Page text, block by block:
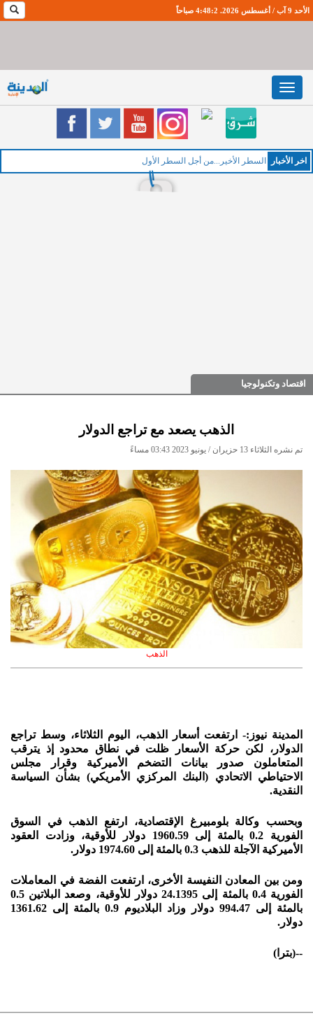
الأحد 9 آب / أغسطس 2026. 4:48:3 صباحاً
Toggle
navigation
اخر اﻷخبار السطر الأخير...من أجل السطر الأول
اقتصاد وتكنولوجيا
الذهب يصعد مع تراجع الدولار
تم نشره الثلاثاء 13 حزيران / يونيو 2023 03:43 مساءً
الذهب
المدينة نيوز:- ارتفعت أسعار الذهب، اليوم الثلاثاء، وسط تراجع
الدولار، لكن حركة الأسعار ظلت في نطاق محدود إذ يترقب
المتعاملون صدور بيانات التضخم الأميركية وقرار مجلس
الاحتياطي الاتحادي (البنك المركزي الأمريكي) بشأن السياسة
النقدية.
وبحسب وكالة بلومبيرغ الإقتصادية، ارتفع الذهب في السوق
الفورية 0.2 بالمئة إلى 1960.59 دولار للأوقية، وزادت العقود
الأميركية الآجلة للذهب 0.3 بالمئة إلى 1974.60 دولار.
ومن بين المعادن النفيسة الأخرى، ارتفعت الفضة في المعاملات
الفورية 0.4 بالمئة إلى 24.1395 دولار للأوقية، وصعد البلاتين 0.5
بالمئة إلى 994.47 دولار وزاد البلاديوم 0.9 بالمئة إلى 1361.62
دولار.
--(بترا)